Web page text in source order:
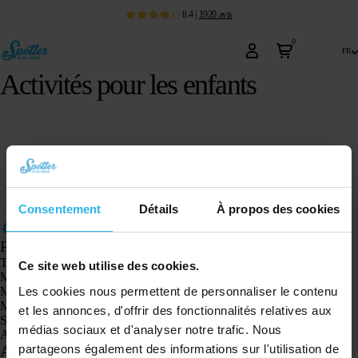
Consentement Détails À propos des cookies
Ce site web utilise des cookies.
Les cookies nous permettent de personnaliser le contenu
et les annonces, d'offrir des fonctionnalités relatives aux
médias sociaux et d'analyser notre trafic. Nous
partageons également des informations sur l'utilisation de
8.4| 1920 avis
0
fr
Activités pour les enfants
Produits
Traceur GPS Spotter X10
Montre GPS Spotter Senior
Montre GPS Spotter Explorer
Montre GPS Spotter pour enfants
Spotter CatX
Animal Spotter
Applications